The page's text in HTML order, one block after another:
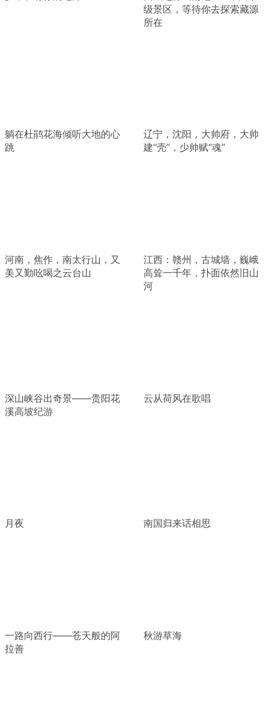
级景区，等待你去探索藏源
所在
躺在杜鹃花海倾听大地的心
跳
辽宁，沈阳，大帅府，大帅
建“壳”，少帅赋“魂”
河南，焦作，南太行山，又
美又勤吆喝之云台山
江西：赣州，古城墙，巍峨
高耸一千年，扑面依然旧山
河
深山峡谷出奇景——贵阳花
溪高坡纪游
云从荷风在歌唱
月夜 南国归来话相思
一路向西行——苍天般的阿
拉善
秋游草海